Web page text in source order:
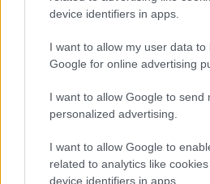
device identifiers in apps.
I want to allow my user data to
Google for online advertising
I want to allow Google to send
personalized advertising.
I want to allow Google to
related to analytics like
device identifiers in apps.
jelentősen felgyorsítja a
Generációs különbségek a